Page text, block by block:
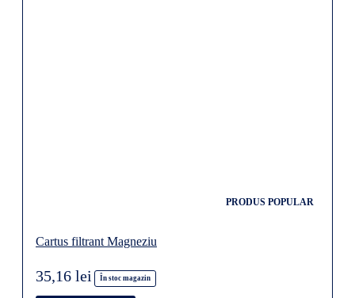
PRODUS POPULAR
Cartus filtrant Magneziu
În stoc magazin
35,16 lei